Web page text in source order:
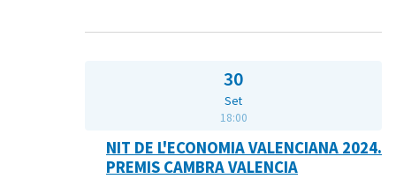
30
Set
18:00
NIT DE L'ECONOMIA VALENCIANA 2024.
PREMIS CAMBRA VALENCIA